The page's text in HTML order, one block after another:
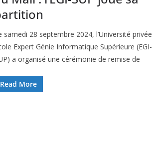
samedi 28 septembre 2024, l’Université privée
Expert Génie Informatique Supérieure (EGI-
a organisé une cérémonie de remise de
Read More